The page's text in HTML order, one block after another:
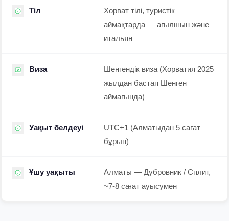
Тіл
Хорват тілі, туристік
аймақтарда — ағылшын және
итальян
Виза
Шенгендік виза (Хорватия 2025
жылдан бастап Шенген
аймағында)
Уақыт белдеуі
UTC+1 (Алматыдан 5 сағат
бұрын)
Ұшу уақыты
Алматы — Дубровник / Сплит,
~7-8 сағат ауысумен